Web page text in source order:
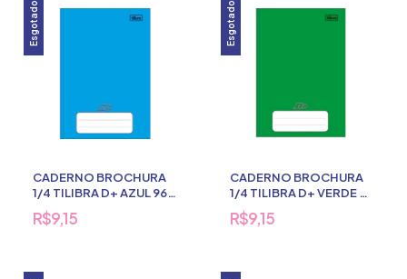
Esgotado
CADERNO BROCHURA
1/4 TILIBRA D+ AZUL 96
FLS
R$9,15
Esgotado
CADERNO BROCHURA
1/4 TILIBRA D+ VERDE 96
FLS
R$9,15